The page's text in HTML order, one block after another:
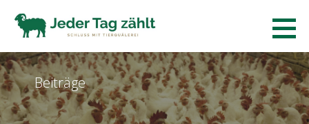
Inhalt
Jeder Tag zaehlt.
Beiträge